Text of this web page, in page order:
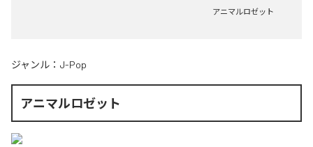
アニマルロゼット
ジャンル： J-Pop
アニマルロゼット